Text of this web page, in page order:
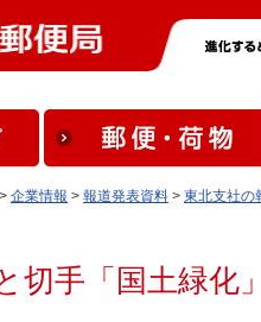
企業情報 > 報道発表資料 > 東北支社の
切手「国土緑化